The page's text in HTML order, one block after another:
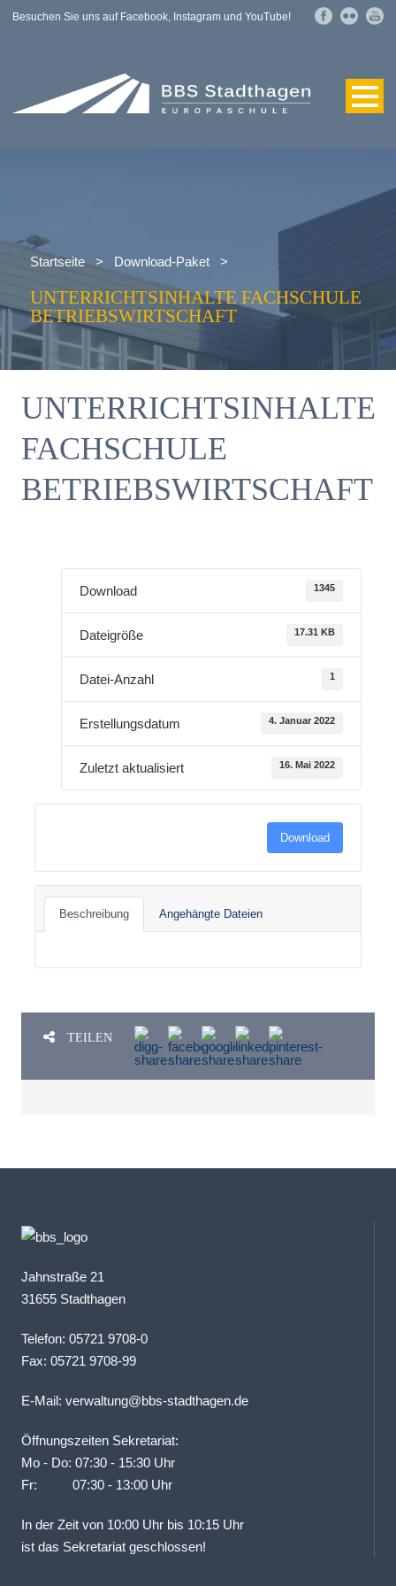
Besuchen Sie uns auf Facebook, Instagram und YouTube!
Startseite > Download-Paket >
UNTERRICHTSINHALTE FACHSCHULE
BETRIEBSWIRTSCHAFT
UNTERRICHTSINHALTE
FACHSCHULE
BETRIEBSWIRTSCHAFT
Download 1345
Dateigröße 17.31 KB
Datei-Anzahl 1
Erstellungsdatum 4. Januar 2022
Zuletzt aktualisiert 16. Mai 2022
Download
Beschreibung Angehängte Dateien
TEILEN
Jahnstraße 21
31655 Stadthagen
Telefon: 05721 9708-0
Fax: 05721 9708-99
E-Mail: verwaltung@bbs-stadthagen.de
Öffnungszeiten Sekretariat:
Mo - Do: 07:30 - 15:30 Uhr
Fr: 07:30 - 13:00 Uhr
In der Zeit von 10:00 Uhr bis 10:15 Uhr
ist das Sekretariat geschlossen!